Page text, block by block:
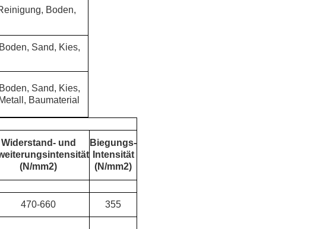
Boden,
Sand, Kies,
Sand, Kies,
Baumaterial
Widerstand- und
(N/mm2)
Biegungs-
Intensität
(N/mm2)
470-660
355